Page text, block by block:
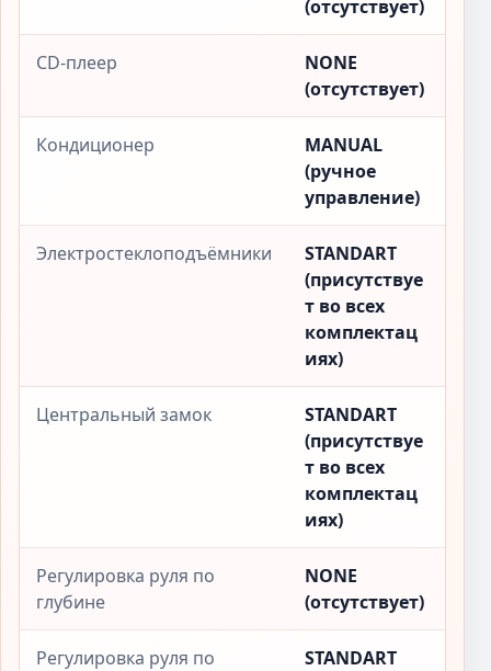
(отсутствует)
CD-плеер
NONE
(отсутствует)
Кондиционер
MANUAL
(ручное
управление)
Электростеклоподъёмники
STANDART
(присутствуе
т во всех
комплектац
иях)
Центральный замок
STANDART
(присутствуе
т во всех
комплектац
иях)
Регулировка руля по
глубине
NONE
(отсутствует)
Регулировка руля по
STANDART